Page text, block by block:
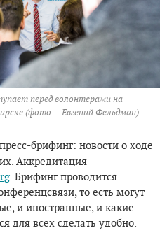
перед волонтерами на
(фото — Евгений Фельдман)
брифинг: новости о ходе
Аккредитация —
. Брифинг проводится
то есть могут
и иностранные, и какие
для всех сделать удобно.